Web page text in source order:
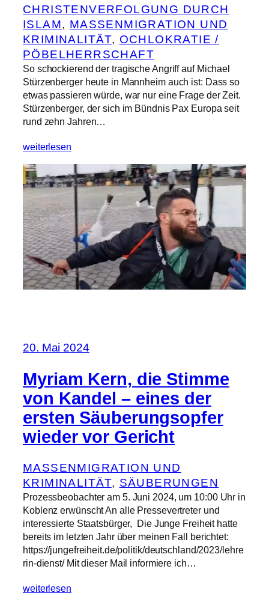
CHRISTENVERFOLGUNG DURCH
ISLAM, MASSENMIGRATION UND
KRIMINALITÄT, OCHLOKRATIE /
PÖBELHERRSCHAFT
So schockierend der tragische Angriff auf Michael
Stürzenberger heute in Mannheim auch ist: Dass so
etwas passieren würde, war nur eine Frage der Zeit.
Stürzenberger, der sich im Bündnis Pax Europa seit
rund zehn Jahren…
weiterlesen
20. Mai 2024
Myriam Kern, die Stimme
von Kandel – eines der
ersten Säuberungsopfer
wieder vor Gericht
MASSENMIGRATION UND
KRIMINALITÄT, SÄUBERUNGEN
Prozessbeobachter am 5. Juni 2024, um 10:00 Uhr in
Koblenz erwünscht An alle Pressevertreter und
interessierte Staatsbürger, Die Junge Freiheit hatte
bereits im letzten Jahr über meinen Fall berichtet:
https://jungefreiheit.de/politik/deutschland/2023/lehre
rin-dienst/ Mit dieser Mail informiere ich…
weiterlesen